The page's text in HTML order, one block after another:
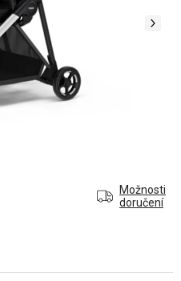
Možnosti
doručení